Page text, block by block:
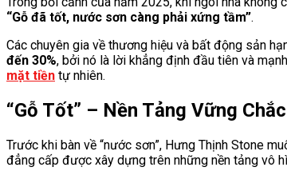
“Gỗ đã tốt, nước sơn càng phải xứng tầm”.
Các chuyên gia về thương hiệu và bất động sản
đến 30%, bởi nó là lời khẳng định đầu tiên và
mặt tiền tự nhiên.
“Gỗ Tốt” – Nền Tảng Vững
Trước khi bàn về “nước sơn”, Hưng Thịnh Stone
đẳng cấp được xây dựng trên những nền tảng vô